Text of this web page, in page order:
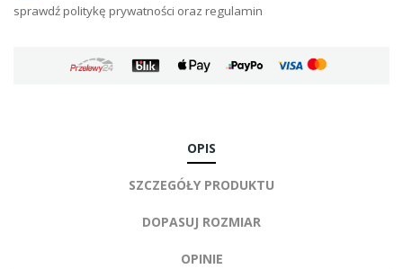
sprawdź politykę prywatności oraz regulamin
OPIS
SZCZEGÓŁY PRODUKTU
DOPASUJ ROZMIAR
OPINIE